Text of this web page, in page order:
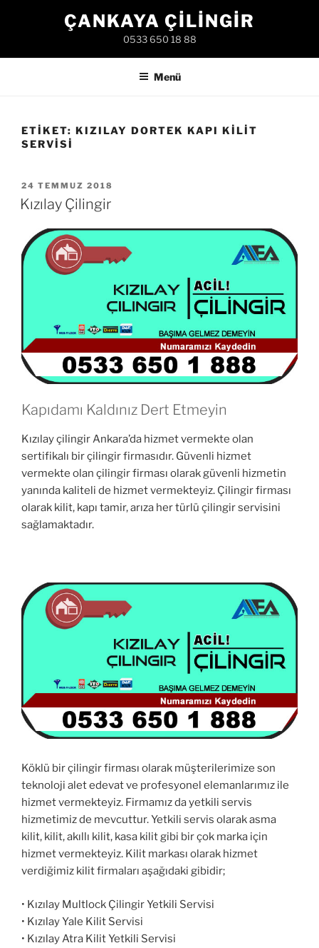
ÇANKAYA ÇILINGIR
0533 650 18 88
Menü
ETIKET: KIZILAY DORTEK KAPI KILIT
SERVISI
YAYIM
TARIHI
24 TEMMUZ 2018
Kızılay Çilingir
Kapıdamı Kaldınız Dert Etmeyin
Kızılay çilingir Ankara’da hizmet vermekte olan
sertifikalı bir çilingir firmasıdır. Güvenli hizmet
vermekte olan çilingir firması olarak güvenli hizmetin
yanında kaliteli de hizmet vermekteyiz. Çilingir firması
olarak kilit, kapı tamir, arıza her türlü çilingir servisini
sağlamaktadır.
Köklü bir çilingir firması olarak müşterilerimize son
teknoloji alet edevat ve profesyonel elemanlarımız ile
hizmet vermekteyiz. Firmamız da yetkili servis
hizmetimiz de mevcuttur. Yetkili servis olarak asma
kilit, kilit, akıllı kilit, kasa kilit gibi bir çok marka için
hizmet vermekteyiz. Kilit markası olarak hizmet
verdiğimiz kilit firmaları aşağıdaki gibidir;
• Kızılay Multlock Çilingir Yetkili Servisi
• Kızılay Yale Kilit Servisi
• Kızılay Atra Kilit Yetkili Servisi